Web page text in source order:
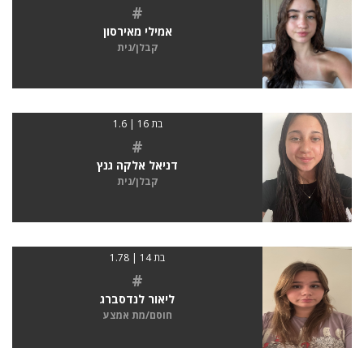
#
אמילי מאירסון
קבלן/נית
בת 16 | 1.6
#
דניאל אלקה גנץ
קבלן/נית
בת 14 | 1.78
#
ליאור לנדסברג
חוסם/מת אמצע